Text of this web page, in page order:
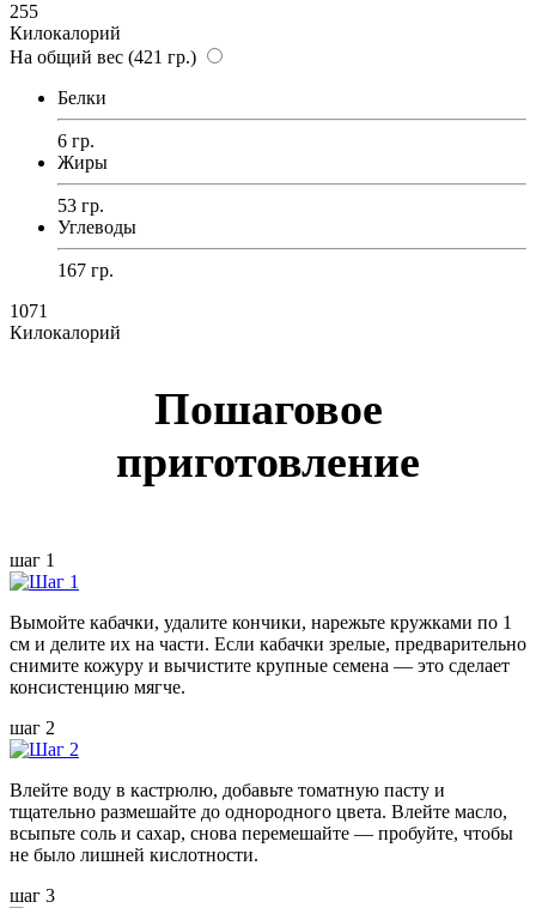
255
Килокалорий
На общий вес (421 гр.)
Белки
6 гр.
Жиры
53 гр.
Углеводы
167 гр.
1071
Килокалорий
Пошаговое
приготовление
шаг 1
Вымойте кабачки, удалите кончики, нарежьте кружками по 1
см и делите их на части. Если кабачки зрелые, предварительно
снимите кожуру и вычистите крупные семена — это сделает
консистенцию мягче.
шаг 2
Влейте воду в кастрюлю, добавьте томатную пасту и
тщательно размешайте до однородного цвета. Влейте масло,
всыпьте соль и сахар, снова перемешайте — пробуйте, чтобы
не было лишней кислотности.
шаг 3